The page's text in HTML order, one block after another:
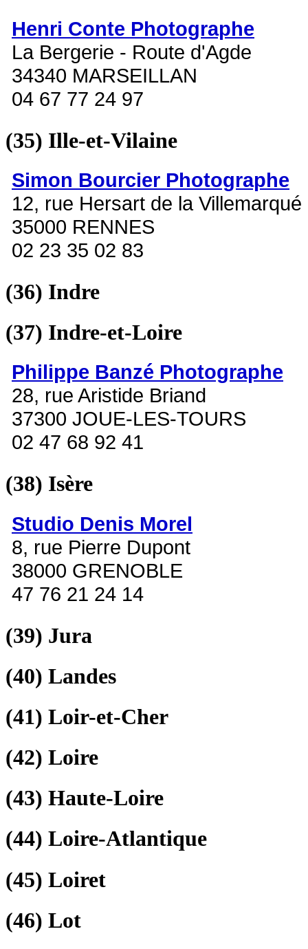
Henri Conte Photographe
La Bergerie - Route d'Agde
34340 MARSEILLAN
04 67 77 24 97
(35) Ille-et-Vilaine
Simon Bourcier Photographe
12, rue Hersart de la Villemarqué
35000 RENNES
02 23 35 02 83
(36) Indre
(37) Indre-et-Loire
Philippe Banzé Photographe
28, rue Aristide Briand
37300 JOUE-LES-TOURS
02 47 68 92 41
(38) Isère
Studio Denis Morel
8, rue Pierre Dupont
38000 GRENOBLE
47 76 21 24 14
(39) Jura
(40) Landes
(41) Loir-et-Cher
(42) Loire
(43) Haute-Loire
(44) Loire-Atlantique
(45) Loiret
(46) Lot